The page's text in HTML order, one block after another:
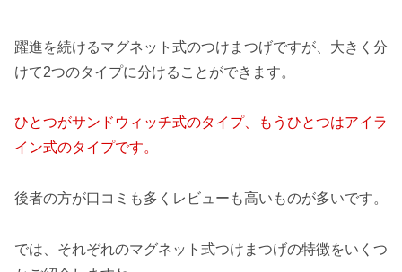
躍進を続けるマグネット式のつけまつげですが、大きく分
けて2つのタイプに分けることができます。
ひとつがサンドウィッチ式のタイプ、もうひとつはアイラ
イン式のタイプです。
後者の方が口コミも多くレビューも高いものが多いです。
では、それぞれのマグネット式つけまつげの特徴をいくつ